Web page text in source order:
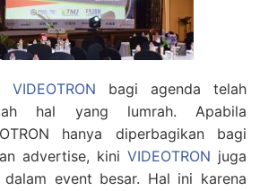
VIDEOTRON bagi agenda telah
hal yang lumrah. Apabila
hanya diperbagikan bagi
advertise, kini VIDEOTRON juga
event besar. Hal ini karena